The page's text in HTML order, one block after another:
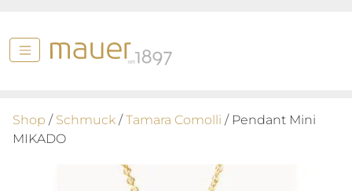
Shop / Schmuck /Tamara Comolli / Pendant Mini
MIKADO